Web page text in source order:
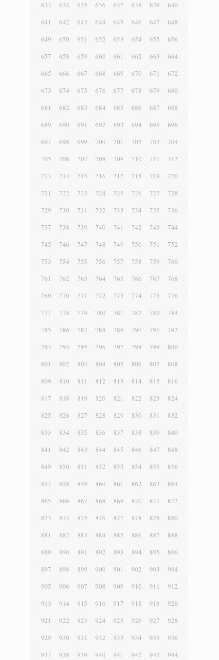
633
634 635 636 637 638 639
640
641
642 643 644 645 646 647
648
649
650 651 652 653 654 655
656
657
658 659 660 661 662 663
664
665
666 667 668 669 670 671
672
673
674 675 676 677 678 679
680
681
682 683 684 685 686 687
688
689
690 691 692 693 694 695
696
697
698 699 700 701 702 703
704
705
706 707 708 709 710 711
712
713
714 715 716 717 718 719
720
721
722 723 724 725 726 727
728
729
730 731 732 733 734 735
736
737
738 739 740 741 742 743
744
745
746 747 748 749 750 751
752
753
754 755 756 757 758 759
760
761
762 763 764 765 766 767
768
769
770 771 772 773 774 775
776
777
778 779 780 781 782 783
784
785
786 787 788 789 790 791
792
793
794 795 796 797 798 799
800
801
802 803 804 805 806 807
808
809
810 811 812 813 814 815
816
817
818 819 820 821 822 823
824
825
826 827 828 829 830 831
832
833
834 835 836 837 838 839
840
841
842 843 844 845 846 847
848
849
850 851 852 853 854 855
856
857
858 859 860 861 862 863
864
865
866 867 868 869 870 871
872
873
874 875 876 877 878 879
880
881
882 883 884 885 886 887
888
889
890 891 892 893 894 895
896
897
898 899 900 901 902 903
904
905
906 907 908 909 910 911
912
913
914 915 916 917 918 919
920
921
922 923 924 925 926 927
928
929
930 931 932 933 934 935
936
937
938 939 940 941 942 943
944